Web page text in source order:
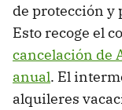
de protección y
Esto recoge el
cancelación de
anual. El
alquileres